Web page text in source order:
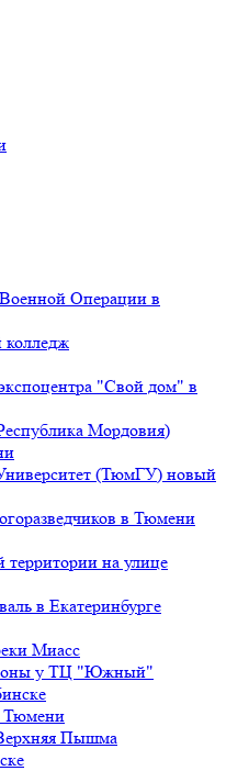
Операции в
колледж
"Свой дом" в
Мордовия)
(ТюмГУ) новый
в Тюмени
территории на улице
в Екатеринбурге
Миасс
зоны у ТЦ "Южный"
Тюмени
Пышма